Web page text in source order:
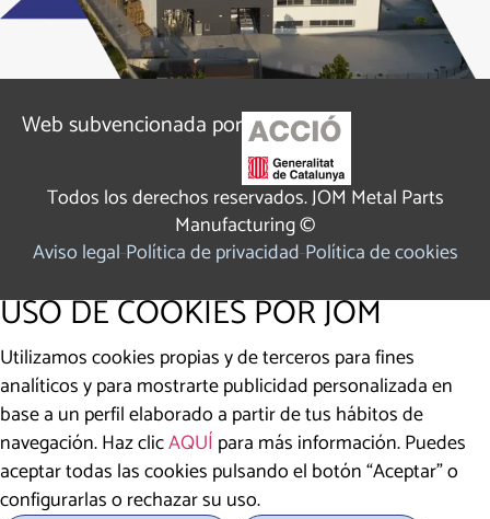
Web subvencionada por
Todos los derechos reservados. JOM Metal Parts
Manufacturing ©
Aviso legalPolítica de privacidadPolítica de cookies
USO DE COOKIES POR JOM
Utilizamos cookies propias y de terceros para fines
analíticos y para mostrarte publicidad personalizada en
base a un perfil elaborado a partir de tus hábitos de
navegación. Haz clicAQUÍ para más información. Puedes
aceptar todas las cookies pulsando el botón “Aceptar” o
configurarlas o rechazar su uso.